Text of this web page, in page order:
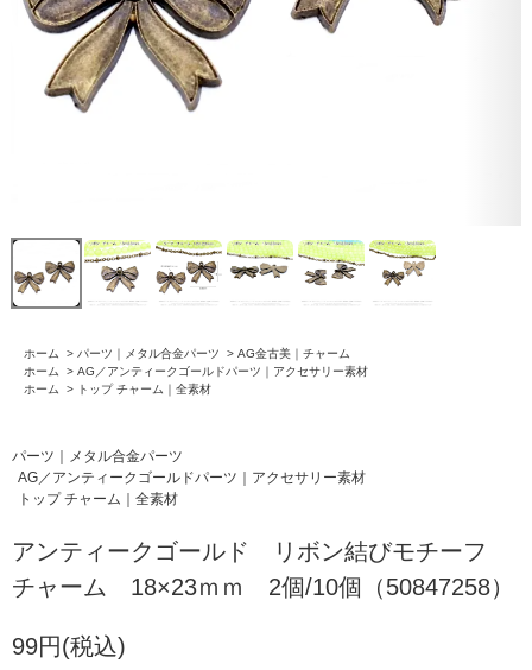
ホーム > パーツ｜メタル合金パーツ > AG金古美｜チャーム
ホーム
> AG／アンティークゴールドパーツ｜アクセサリー素材
ホーム
> トップ チャーム｜全素材
パーツ｜メタル合金パーツ
AG／アンティークゴールドパーツ｜アクセサリー素材
トップ チャーム｜全素材
アンティークゴールド リボン結びモチーフ
チャーム 18×23ｍｍ 2個/10個（50847258）
99円(税込)